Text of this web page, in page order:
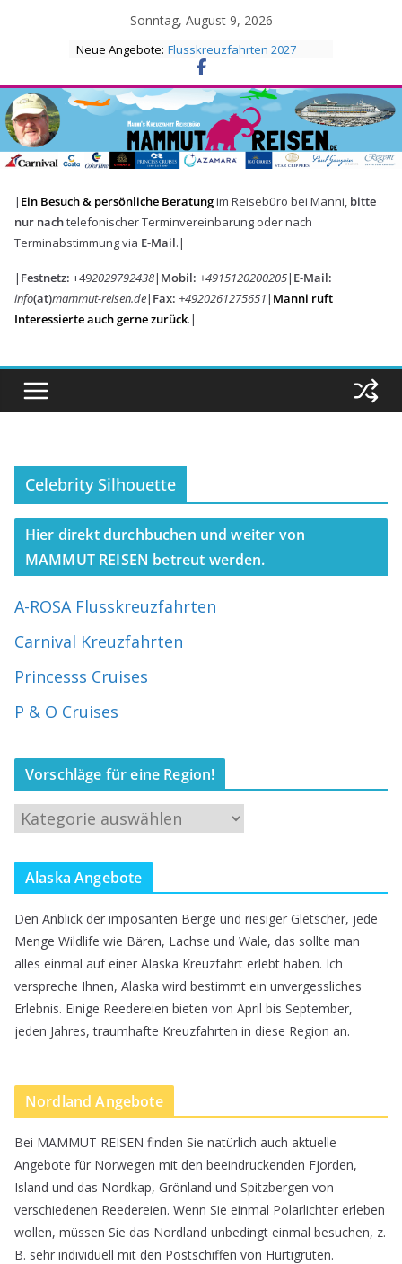
Sonntag, August 9, 2026
Neue Angebote: Flusskreuzfahrten 2027
AIDA Wintersaison 2027/2028
| Ein Besuch & persönliche Beratungim Reisebüro bei Manni, bitte
nur nachtelefonischer Terminvereinbarung oder nach
Terminabstimmung via E-Mail.|
| Festnetz: +492029792438| Mobil: +4915120200205| E-Mail:
info(at)mammut-reisen.de| Fax: +4920261275651| Manni ruft
Interessierte auch gerne zurück.|
Celebrity Silhouette
Hier direkt durchbuchen und weiter von
MAMMUT REISEN betreut werden.
A-ROSA Flusskreuzfahrten
Carnival Kreuzfahrten
Princesss Cruises
P & O Cruises
Vorschläge für eine Region!
V
c
h
l
ä
ü
r
e
i
n
Alaska Angebote
Den Anblick der imposanten Berge und riesiger Gletscher, jede
Menge Wildlife wie Bären, Lachse und Wale, das sollte man
alles einmal auf einer Alaska Kreuzfahrt erlebt haben. Ich
verspreche Ihnen, Alaska wird bestimmt ein unvergessliches
Erlebnis. Einige Reedereien bieten von April bis September,
jeden Jahres, traumhafte Kreuzfahrten in diese Region an.
Nordland Angebote
Bei MAMMUT REISEN finden Sie natürlich auch aktuelle
Angebote für Norwegen mit den beeindruckenden Fjorden,
Island und das Nordkap, Grönland und Spitzbergen von
verschiedenen Reedereien. Wenn Sie einmal Polarlichter erleben
wollen, müssen Sie das Nordland unbedingt einmal besuchen, z.
B. sehr individuell mit den Postschiffen von Hurtigruten.